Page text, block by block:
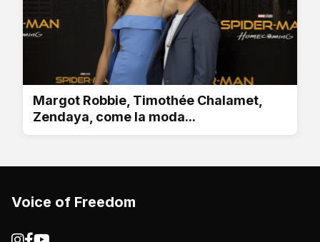
Margot Robbie, Timothée Chalamet,
Zendaya, come la moda...
Voice of Freedom